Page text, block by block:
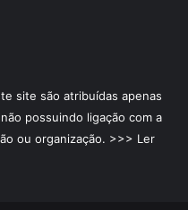
site são atribuídas apenas
possuindo ligação com a
ou organização. >>> Ler